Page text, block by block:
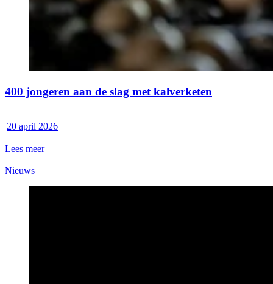
400 jongeren aan de slag met kalverketen
20 april 2026
Lees meer
Nieuws